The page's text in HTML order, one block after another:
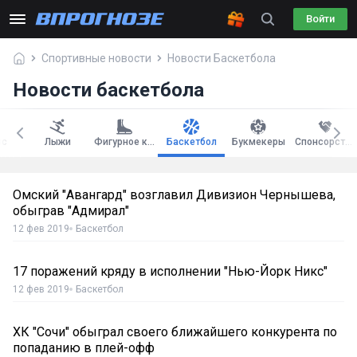
Войти
Спортивные новости Новости Баскетбола
Новости баскетбола
Лыжи Фигурное катание Баскетбол Букмекеры Спонсорство
Омский "Авангард" возглавил Дивизион Чернышева,
обыграв "Адмирал"
12 фев 2019 Баскетбол
17 поражений кряду в исполнении "Нью-Йорк Никс"
12 фев 2019 Баскетбол
ХК "Сочи" обыграл своего ближайшего конкурента по
попаданию в плей-офф